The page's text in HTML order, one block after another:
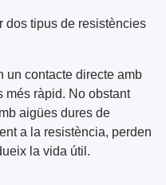
dos tipus de resistències
un contacte directe amb
més ràpid. No obstant
aigües dures de
a la resistència, perden
la vida útil.